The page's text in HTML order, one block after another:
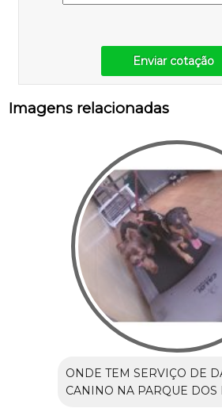
Enviar cotação
Imagens relacionadas
ONDE TEM SERVIÇO DE
CANINO NA PARQUE DOS